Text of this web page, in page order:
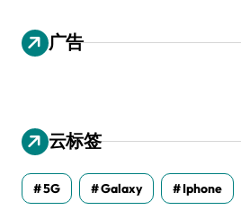
广告
云标签
5G Galaxy Iphone